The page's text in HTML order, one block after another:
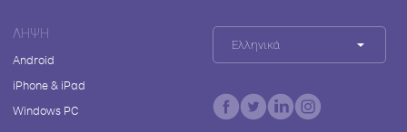
ΛΉΨΗ
Android
iPhone & iPad
Windows PC
Ελληνικά